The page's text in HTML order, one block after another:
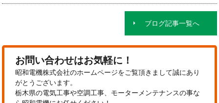
ブログ記事一覧へ
お問い合わせはお気軽に！
昭和電機株式会社のホームページをご覧頂きまして誠にあり
がとうございます。
栃木県の電気工事や空調工事、モーターメンテナンスの事な